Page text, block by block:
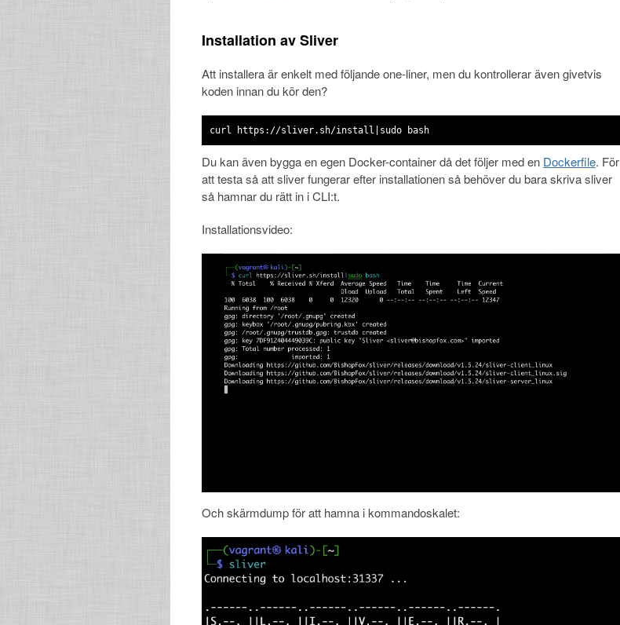
Installation av Sliver
Att installera är enkelt med följande one-liner, men du kontrollerar även givetvis
koden innan du kör den?
curl https://sliver.sh/install|sudo bash
Du kan även bygga en egen Docker-container då det följer med en Dockerfile. För
att testa så att sliver fungerar efter installationen så behöver du bara skriva sliver
så hamnar du rätt in i CLI:t.
Installationsvideo:
Och skärmdump för att hamna i kommandoskalet: